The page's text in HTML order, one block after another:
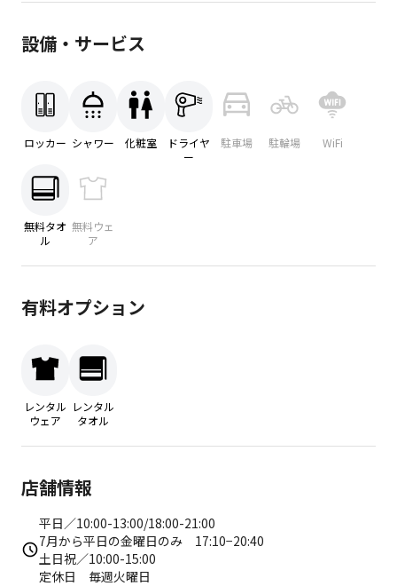
設備・サービス
ロッカー シャワー 化粧室
ドライヤ
ー
駐車場 駐輪場 WiFi
無料タオ
ル
無料ウェ
ア
有料オプション
レンタル
ウェア
レンタル
タオル
店舗情報
平日／10:00-13:00/18:00-21:00
7月から平日の金曜日のみ 17:10−20:40
土日祝／10:00-15:00
定休日 毎週火曜日